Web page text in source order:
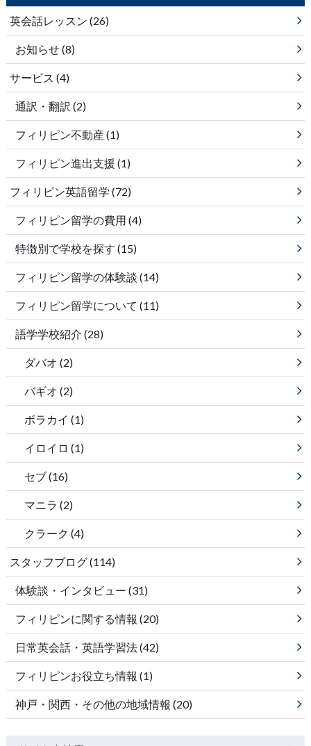
英会話レッスン (26)
お知らせ(8)
サービス (4)
通訳・翻訳 (2)
フィリピン不動産(1)
フィリピン進出支援 (1)
フィリピン英語留学 (72)
フィリピン留学の費用 (4)
特徴別で学校を探す (15)
フィリピン留学の体験談 (14)
フィリピン留学について (11)
語学学校紹介 (28)
ダバオ (2)
バギオ (2)
ボラカイ (1)
イロイロ (1)
セブ(16)
マニラ (2)
クラーク (4)
スタッフブログ(114)
体験談・インタビュー (31)
フィリピンに関する情報 (20)
日常英会話・英語学習法(42)
フィリピンお役立ち情報 (1)
神戸・関西・その他の地域情報 (20)